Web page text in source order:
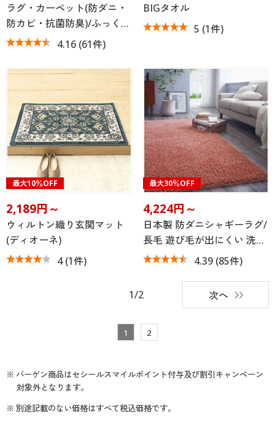
ラグ・カーペット(防ダニ・
防カビ・抗菌防臭)/ふっく…
4.16 (61件)
BIGタオル
5 (1件)
最大10％OFF
2,189円～
ウィルトン織り玄関マット
(ディオーネ)
4(1件)
最大30％OFF
4,224円～
日本製 防ダニシャギーラグ/
長毛 遊び毛が出にくい 洗…
4.39(85件)
1/2 次へ
1 2
※ バーゲン商品はセシールスマイルポイント付与及び割引キャンペーン
対象外となります。
※ 別途記載のない価格はすべて税込価格です。